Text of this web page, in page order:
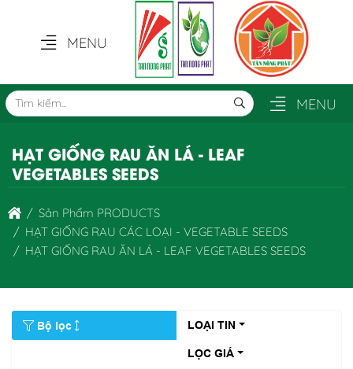
MENU
MENU
HẠT GIỐNG RAU ĂN LÁ - LEAF
VEGETABLES SEEDS
Sản Phẩm PRODUCTS
HẠT GIỐNG RAU CÁC LOẠI - VEGETABLE SEEDS
HẠT GIỐNG RAU ĂN LÁ - LEAF VEGETABLES SEEDS
Bộ lọc LOẠI TIN
LỌC GIÁ